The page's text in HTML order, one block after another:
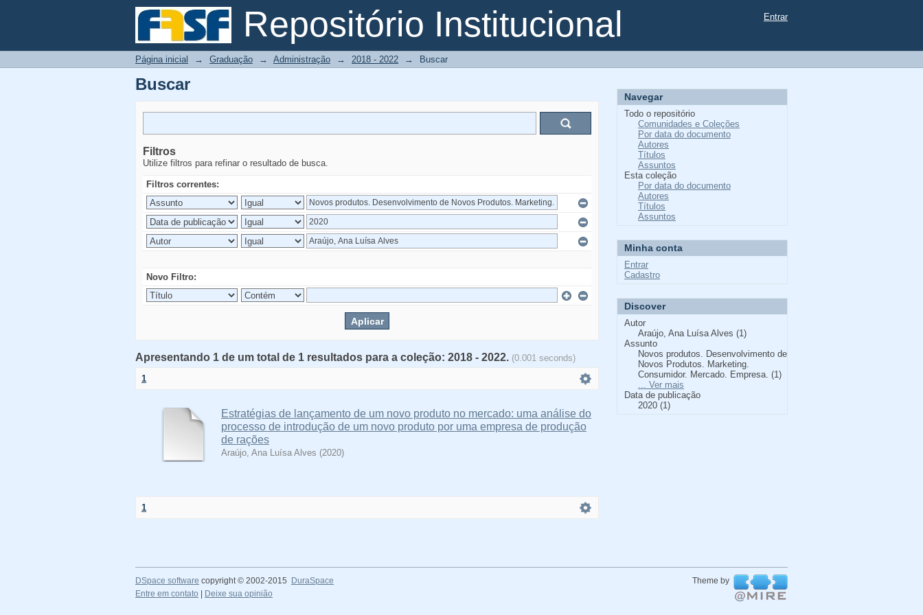
Repositório Institucional
Buscar Entrar
Página inicial → Graduação → Administração → 2018 - 2022 → Buscar
Buscar
Filtros
Utilize filtros para refinar o resultado de busca.
Filtros correntes:
Novo Filtro:
Apresentando 1 de um total de 1 resultados para a coleção: 2018 - 2022. (0.001 seconds)
1
Estratégias de lançamento de um novo produto no mercado: uma análise do
processo de introdução de um novo produto por uma empresa de produção
de rações
Araújo, Ana Luísa Alves (2020)
1
Navegar
Todo o repositório
Comunidades e Coleções
Por data do documento
Autores
Títulos
Assuntos
Esta coleção
Por data do documento
Autores
Títulos
Assuntos
Minha conta
Entrar
Cadastro
Discover
Autor
Araújo, Ana Luísa Alves (1)
Assunto
Novos produtos. Desenvolvimento de
Novos Produtos. Marketing.
Consumidor. Mercado. Empresa. (1)
... Ver mais
Data de publicação
2020 (1)
DSpace software copyright © 2002-2015 DuraSpace
Theme by
Entre em contato
Deixe sua opinião